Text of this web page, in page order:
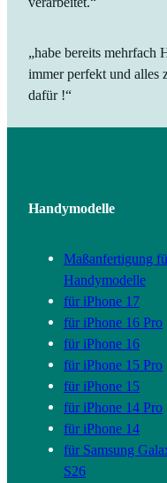
„habe bereits mehrfach
immer perfekt und alles
dafür !“
Handymodelle
Maßanfertigung
Handymodelle
für iPhone 17
für iPhone 16 Pro
für iPhone 16
für iPhone 15 Pro
für iPhone 15
für iPhone 14 Pro
für iPhone 14
für Samsung
S26